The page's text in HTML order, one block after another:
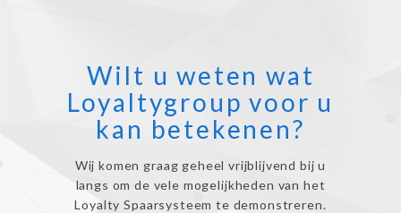
Wilt u weten wat
Loyaltygroup voor u
kan betekenen?
Wij komen graag geheel vrijblijvend bij u
langs om de vele mogelijkheden van het
Loyalty Spaarsysteem te demonstreren.